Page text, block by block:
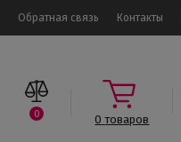
Обратная связь Контакты
0 0 товаров